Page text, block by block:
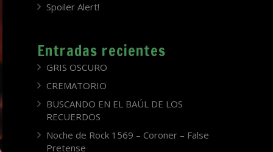
Spoiler Alert!
Entradas recientes
GRIS OSCURO
CREMATORIO
BUSCANDO EN EL BAÚL DE LOS
RECUERDOS
Noche de Rock 1569 – Coroner – False
Pretense